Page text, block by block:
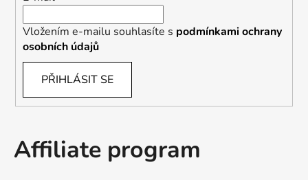
Vložením e-mailu souhlasíte s podmínkami ochrany
osobních údajů
PŘIHLÁSIT SE
Affiliate program